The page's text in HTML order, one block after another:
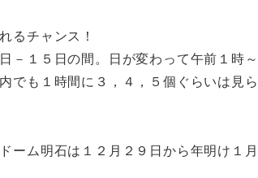
るチャンス！
－１５日の間。日が変わって午前１時
でも１時間に３，４，５個ぐらいは見
ム明石は１２月２９日から年明け１